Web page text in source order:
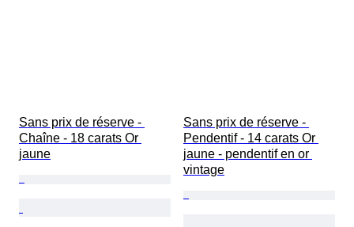
Sans prix de réserve -
Chaîne - 18 carats Or
jaune
Sans prix de réserve -
Pendentif - 14 carats Or
jaune - pendentif en or
vintage